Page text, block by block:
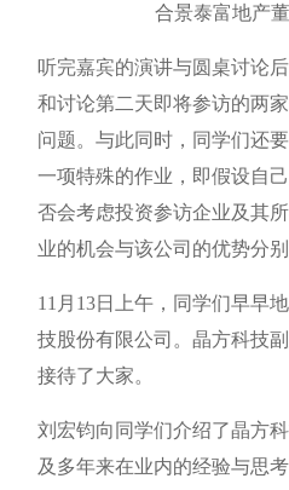
合景泰富地产
听完嘉宾的演讲与圆桌讨论
和讨论第二天即将参访的两
问题。与此同时，同学们还
一项特殊的作业，即假设自
否会考虑投资参访企业及其
业的机会与该公司的优势分别
11月13日上午，同学们早早
技股份有限公司。晶方科技
接待了大家。
刘宏钧向同学们介绍了晶方
及多年来在业内的经验与思